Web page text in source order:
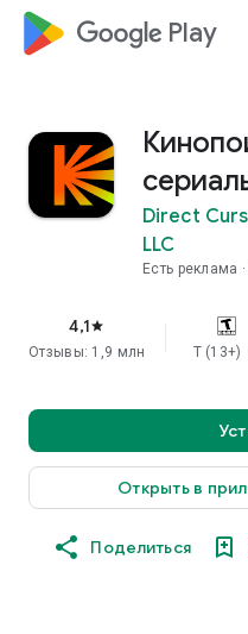
google_logo Play
Direct
LLC
Есть реклама
4,1star
Отзывы: 1,9 млн T (13+)
Открыть в
Поделиться